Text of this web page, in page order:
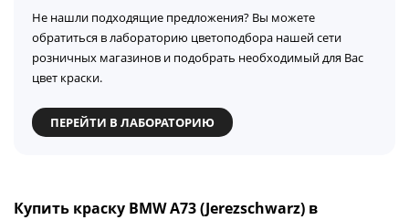
Не нашли подходящие предложения? Вы можете
обратиться в лабораторию цветоподбора нашей сети
розничных магазинов и подобрать необходимый для Вас
цвет краски.
ПЕРЕЙТИ В ЛАБОРАТОРИЮ
Купить краску BMW A73 (Jerezschwarz) в